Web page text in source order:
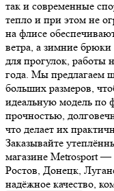
так и современные
тепло и при этом не
на флисе
ветра, а зимние
для прогулок, работы
года. Мы предлагаем
больших размеров,
идеальную модель по
прочностью,
что делает их
Заказывайте
магазине Metrosport —
Ростов, Донецк,
надёжное качество,